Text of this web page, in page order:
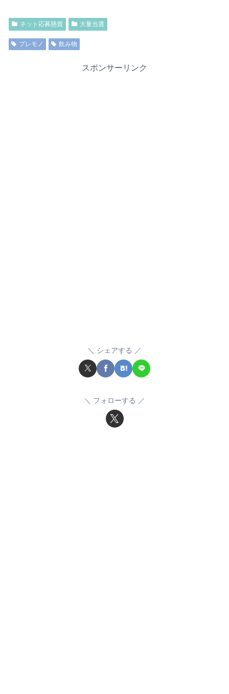
ネット応募懸賞 大量当選
プレモノ 飲み物
スポンサーリンク
シェアする
フォローする